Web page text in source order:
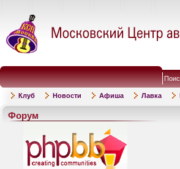
Клуб Новости Афиша Лавка
Форум